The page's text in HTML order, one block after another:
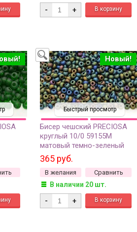
- +
Быстрый просмотр
Новый!
Бисер чешский PRECIOSA
круглый 10/0 59155М
матовый темно-зеленый
непрозрачный ирис, 1 сорт,
50г
365 руб.
В желания Сравнить
В наличии 20 шт.
- +